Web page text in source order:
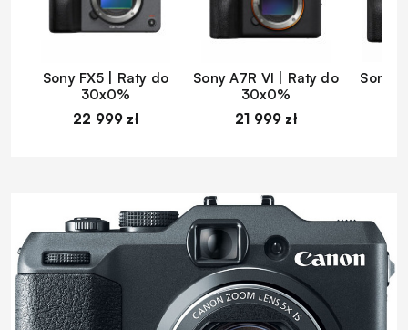
Sony FX5 | Raty do
30x0%
22 999 zł
Sony A7R VI | Raty do
30x0%
21 999 zł
Sony